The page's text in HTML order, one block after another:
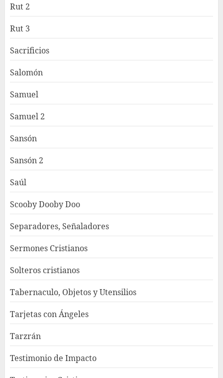
Rut 2
Rut 3
Sacrificios
Salomón
Samuel
Samuel 2
Sansón
Sansón 2
Saúl
Scooby Dooby Doo
Separadores, Señaladores
Sermones Cristianos
Solteros cristianos
Tabernaculo, Objetos y Utensilios
Tarjetas con Ángeles
Tarzrán
Testimonio de Impacto